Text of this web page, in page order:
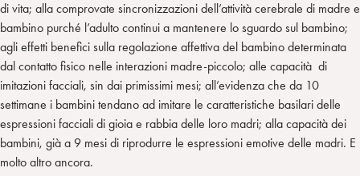
di vita; alla comprovate sincronizzazioni dell’attività cerebrale di madre e
bambino purché l’adulto continui a mantenere lo sguardo sul bambino;
agli effetti benefici sulla regolazione affettiva del bambino determinata
dal contatto fisico nelle interazioni madre-piccolo; alle capacità di
imitazioni facciali, sin dai primissimi mesi; all’evidenza che da 10
settimane i bambini tendano ad imitare le caratteristiche basilari delle
espressioni facciali di gioia e rabbia delle loro madri; alla capacità dei
bambini, già a 9 mesi di riprodurre le espressioni emotive delle madri. E
molto altro ancora.